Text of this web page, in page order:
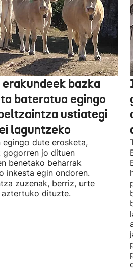
bazka
bateratua egingo
ustiategi
laguntzeko
egingo dute erosketa,
gogorren jo dituen
benetako beharrak
inkesta egin ondoren.
zuzenak, berriz, urte
aztertuko dituzte.